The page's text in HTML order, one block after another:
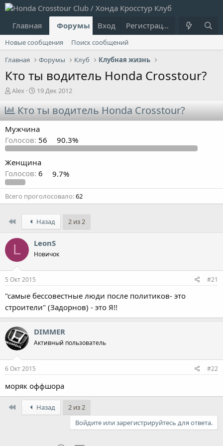
Главная Форумы Что нового?
Вход Регистрация
Новые сообщения
Поиск сообщений
Главная
Форумы Клуб Клубная жизнь
Кто ты водитель Honda Crosstour?
А
в
т
о
р
т
е
м
ы
Alex
Д
а
т
а
н
а
ч
а
л
а
19 Дек 2012
Кто ты водитель Honda Crosstour?
Мужчина
Голосов: 56 90.3%
Женщина
Голосов: 6 9.7%
Всего проголосовало 62
Назад 2 из 2
L LeonS
Новичок
5 Окт 2015 #21
"самые бессовестные люди после политиков- это
строители" (Задорнов) - это Я!!
DIMMER
Активный пользователь
6 Окт 2015 #22
моряк оффшора
Назад
2 из 2
Войдите или зарегистрируйтесь для ответа.